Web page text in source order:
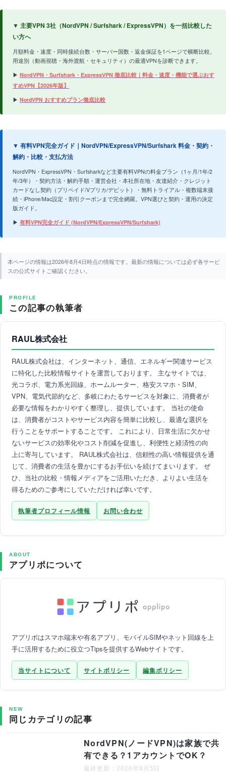
▼ 主要VPN 3社（NordVPN / Surfshark / ExpressVPN）を一括比較した
い方へ
月額料金・速度・同時接続台数・サーバー国数・返金保証を1ページで横断比較。
用途別（動画視聴・海外渡航・セキュリティ）の最適VPNを診断できます。
▶ NordVPN・Surfshark・ExpressVPN 徹底比較｜料金・速度・機能で選ぶおす
すめVPN【2026年版】
▶ NordVPN おすすめプラン徹底比較
▼ 有料VPN完全ガイド｜NordVPN/ExpressVPN/Surfshark 料金・契約・
解約・比較・支払方法
NordVPN・ExpressVPN・Surfsharkなど主要有料VPNの料金プラン（1ヶ月/1年/2
年/3年）・契約方法・解約手順・運営会社・本社所在地・友達紹介・クレジット
カードなし契約（プリペイド/Vプリカ/デビット）・無料トライアル・複数端末接
続・iPhone/Mac設定・割引クーポンまで完全網羅。VPN選びと契約・運用の決定
版ガイド。
▶ 有料VPN完全ガイド (NordVPN/ExpressVPN/Surfshark)
本ページの情報は2026年8月4日時点の情報です。最新の情報については必ず各サービ
スの公式サイトご確認ください。
PROFILE
この記事の執筆者
RAUL株式会社
RAUL株式会社は、インターネット、通信、エネルギー関連サービス
に特化した比較情報サイトを運営しております。 主なサイトでは、
光コラボ、電力系光回線、ホームルーター、格安スマホ・SIM、
VPN、電気代節約など、多岐にわたるサービスを対象に、消費者が
必要な情報をわかりやすく整理し、提供しています。 当社の使命
は、消費者がコストやサービス内容を簡単に比較し、最適な選択を
行うことをサポートすることです。 これにより、日常生活に欠かせ
ないサービスの効率化やコスト削減を促進し、利便性と経済性の向
上に寄与しています。 RAUL株式会社は、信頼性の高い情報提供を通
じて、消費者の生活を豊かにするお手伝いを続けてまいります。 ぜ
ひ、当社の比較・情報メディアをご活用いただき、よりよい生活を
得るためのご参考にしていただければ幸いです。
執筆者プロフィール情報 お問い合わせ
ABOUT
アプリポについて
アプリポはスマホ端末や有名アプリ、モバイルSIMやネット回線を上
手に活用するために役立つTipsを提供するWebサイトです。
当サイトについて サイトポリシー 編集ポリシー
NEW
同じカテゴリの記事
NordVPN(ノードVPN)は家族で共
有できる？1アカウントでOK？
最終更新：2026年8月5日